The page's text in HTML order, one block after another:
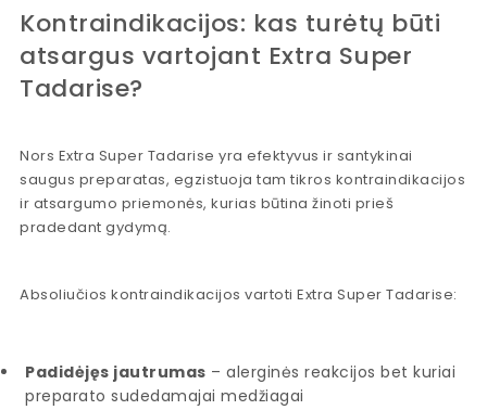
Kontraindikacijos: kas turėtų būti
atsargus vartojant Extra Super
Tadarise?
Nors Extra Super Tadarise yra efektyvus ir santykinai
saugus preparatas, egzistuoja tam tikros kontraindikacijos
ir atsargumo priemonės, kurias būtina žinoti prieš
pradedant gydymą.
Absoliučios kontraindikacijos vartoti Extra Super Tadarise:
Padidėjęs jautrumas – alerginės reakcijos bet kuriai
preparato sudedamajai medžiagai